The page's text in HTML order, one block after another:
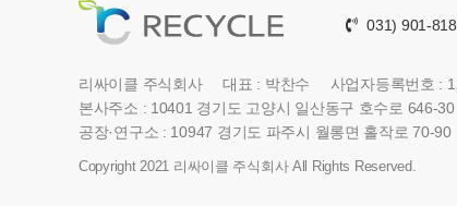
031) 901-
리싸이클 주식회사 대표 : 박찬수
사업자등록번호 :
본사주소 : 10401 경기도 고양시 일산동구 호수로 646-
공장·연구소 : 10947 경기도 파주시 월롱면 홀작로 70-90
Copyright 2021 리싸이클 주식회사 All Rights Reserved.